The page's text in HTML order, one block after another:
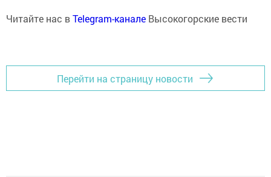
Читайте нас вTelegram-канале Высокогорские вести
Перейти на страницу новости